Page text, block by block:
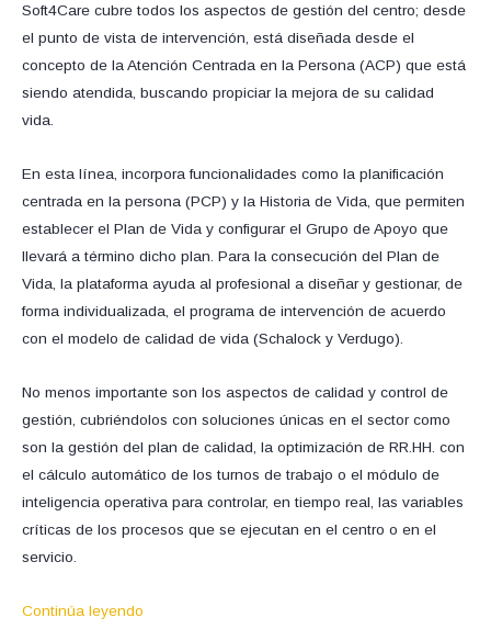
Soft4Care cubre todos los aspectos de gestión del centro; desde
el punto de vista de intervención, está diseñada desde el
concepto de la Atención Centrada en la Persona (ACP) que está
siendo atendida, buscando propiciar la mejora de su calidad
vida.
En esta línea, incorpora funcionalidades como la planificación
centrada en la persona (PCP) y la Historia de Vida, que permiten
establecer el Plan de Vida y configurar el Grupo de Apoyo que
llevará a término dicho plan. Para la consecución del Plan de
Vida, la plataforma ayuda al profesional a diseñar y gestionar, de
forma individualizada, el programa de intervención de acuerdo
con el modelo de calidad de vida (Schalock y Verdugo).
No menos importante son los aspectos de calidad y control de
gestión, cubriéndolos con soluciones únicas en el sector como
son la gestión del plan de calidad, la optimización de RR.HH. con
el cálculo automático de los turnos de trabajo o el módulo de
inteligencia operativa para controlar, en tiempo real, las variables
críticas de los procesos que se ejecutan en el centro o en el
servicio.
Continúa leyendo